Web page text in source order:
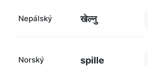
Nepálský खेल्नु
Norský spille